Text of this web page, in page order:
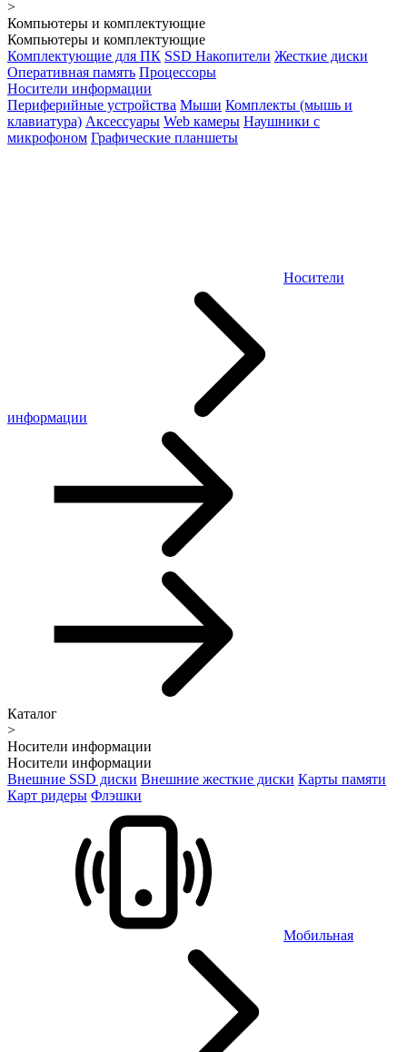
>
Компьютеры и комплектующие
Компьютеры и комплектующие
Комплектующие для ПК SSD Накопители Жесткие диски
Оперативная память Процессоры
Носители информации
Периферийные устройства Мыши Комплекты (мышь и
клавиатура) Аксессуары Web камеры Наушники с
микрофоном Графические планшеты
Носители
информации
Каталог
>
Носители информации
Носители информации
Внешние SSD диски Внешние жесткие диски Карты памяти
Карт ридеры Флэшки
Мобильная